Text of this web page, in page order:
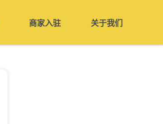
商家入驻 关于我们